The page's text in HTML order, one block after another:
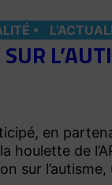
en
houlette de
sur l’autisme,